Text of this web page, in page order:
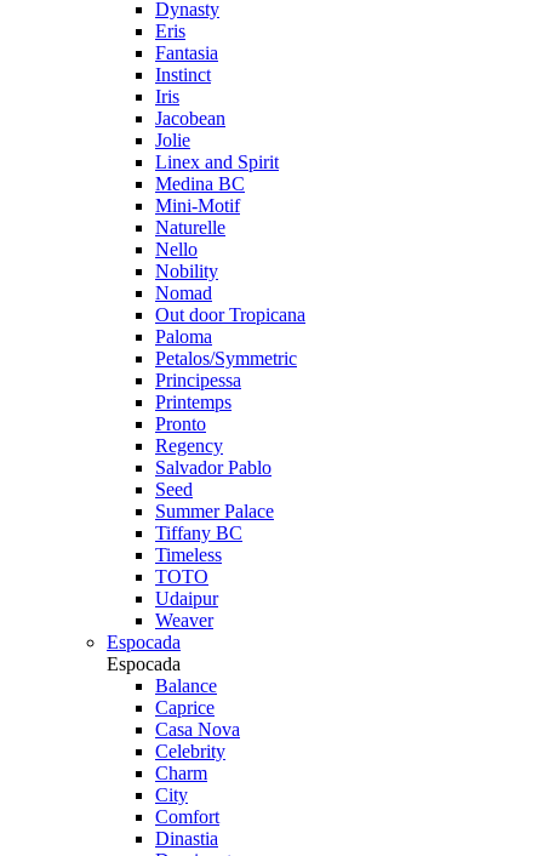
Dynasty
Eris
Fantasia
Instinct
Iris
Jacobean
Jolie
Linex and Spirit
Medina BC
Mini-Motif
Naturelle
Nello
Nobility
Nomad
Out door Tropicana
Paloma
Petalos/Symmetric
Principessa
Printemps
Pronto
Regency
Salvador Pablo
Seed
Summer Palace
Tiffany BC
Timeless
TOTO
Udaipur
Weaver
Espocada
Espocada
Balance
Caprice
Casa Nova
Celebrity
Charm
City
Comfort
Dinastia